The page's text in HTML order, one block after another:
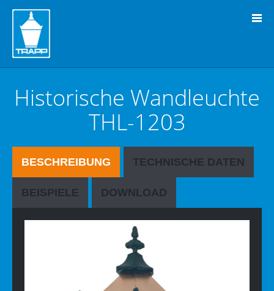
Historische Wandleuchte
THL-1203
BESCHREIBUNG TECHNISCHE DATEN
BEISPIELE DOWNLOAD